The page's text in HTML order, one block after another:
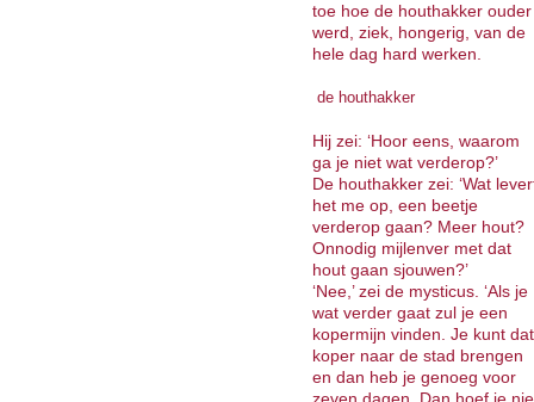
toe hoe de houthakker ouder
werd, ziek, hongerig, van de
hele dag hard werken.
de houthakker
Hij zei: ‘Hoor eens, waarom
ga je niet wat verderop?’
De houthakker zei: ‘Wat
het me op, een beetje
verderop gaan? Meer hout?
Onnodig mijlenver met dat
hout gaan sjouwen?’
‘Nee,’ zei de mysticus. ‘Als je
wat verder gaat zul je een
kopermijn vinden. Je kunt dat
koper naar de stad brengen
en dan heb je genoeg voor